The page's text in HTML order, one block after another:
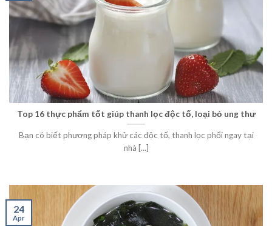
Top 16 thực phẩm tốt giúp thanh lọc độc tố, loại bỏ ung thư
Bạn có biết phương pháp khử các độc tố, thanh lọc phổi ngay tại
nhà [...]
24
Apr